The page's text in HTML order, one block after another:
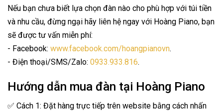
Nếu bạn chưa biết lựa chọn đàn nào cho phù hợp với túi tiền
và nhu cầu, đừng ngại hãy liên hệ ngay với Hoàng Piano, bạn
sẽ được tư vấn miễn phí:
- Facebook: www.facebook.com/hoangpianovn.
- Điện thoại/SMS/Zalo: 0933.933.816.
Hướng dẫn mua đàn tại Hoàng Piano
✅ Cách 1: Đặt hàng trực tiếp trên website bằng cách nhấn